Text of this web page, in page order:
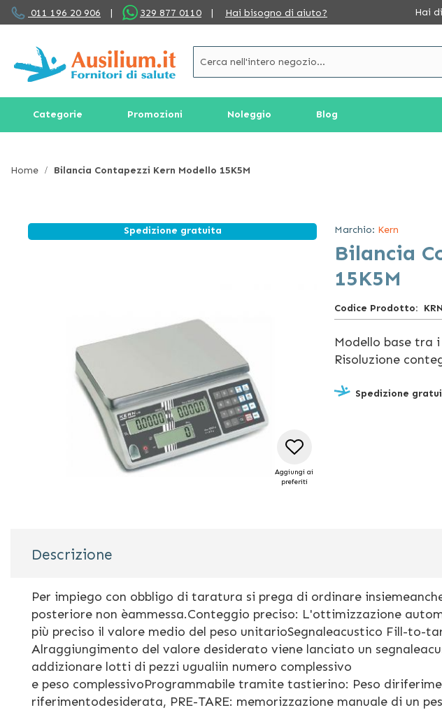
Salta
al
011 196 20 906 | 329 877 0110 | Hai bisogno di aiuto? Hai
Categorie Promozioni Noleggio Blog
Home Bilancia Contapezzi Kern Modello 15K5M
Spedizione gratuita
all'inizio
della
di
immagini
Aggiungi ai
preferiti
Marchio: Kern
Bilancia
15K5M
Codice Prodotto
Modello base tra
Risoluzione
Spedizione
Descrizione
Per impiego con obbligo di taratura si prega di ordinare
posteriore non èammessa.Conteggio preciso: L'ottimizzazione
più preciso il valore medio del peso unitarioSegnaleacustico Fill-to-
Alraggiungimento del valore desiderato viene lanciato un
addizionare lotti di pezzi ugualiin numero complessivo
e peso complessivoProgrammabile tramite tastierino: Peso
riferimentodesiderata, PRE-TARE: memorizzazione manuale di un